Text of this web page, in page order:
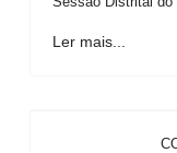
Ler mais...